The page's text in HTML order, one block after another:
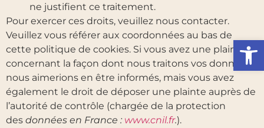
Ouvrir
ne justifient ce traitement.
Pour exercer ces droits, veuillez nous contacter.
Veuillez vous référer aux coordonnées au bas de
cette politique de cookies. Si vous avez une plainte
concernant la façon dont nous traitons vos données,
nous aimerions en être informés, mais vous avez
également le droit de déposer une plainte auprès de
l’autorité de contrôle (chargée de la protection
des données en France : www.cnil.fr.).